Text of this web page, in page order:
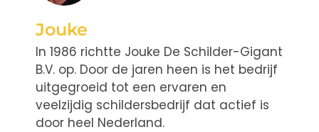
Jouke
In 1986 richtte Jouke De Schilder-Gigant
B.V. op. Door de jaren heen is het bedrijf
uitgegroeid tot een ervaren en
veelzijdig schildersbedrijf dat actief is
door heel Nederland.